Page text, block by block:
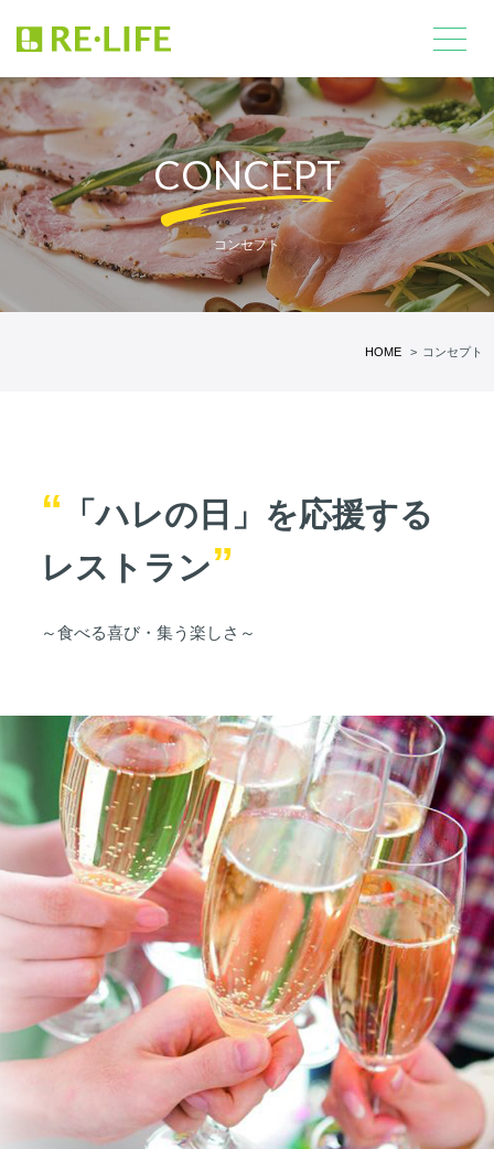
CONCEPT
コンセプト
HOME コンセプト
「ハレの日」を応援する
レストラン
～食べる喜び・集う楽しさ～